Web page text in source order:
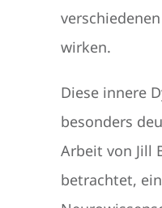
wirken.
Diese innere
besonders
Arbeit von Jill
betrachtet,